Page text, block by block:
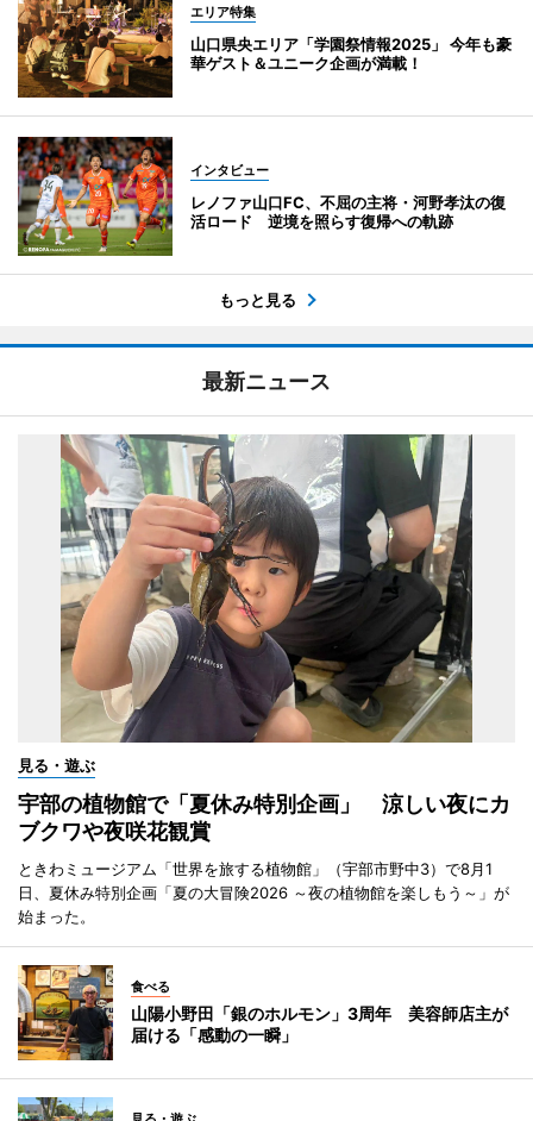
エリア特集
山口県央エリア「学園祭情報2025」 今年も豪
華ゲスト＆ユニーク企画が満載！
インタビュー
レノファ山口FC、不屈の主将・河野孝汰の復
活ロード 逆境を照らす復帰への軌跡
もっと見る
最新ニュース
見る・遊ぶ
宇部の植物館で「夏休み特別企画」 涼しい夜にカ
ブクワや夜咲花観賞
ときわミュージアム「世界を旅する植物館」（宇部市野中3）で8月1
日、夏休み特別企画「夏の大冒険2026 ～夜の植物館を楽しもう～」が
始まった。
食べる
山陽小野田「銀のホルモン」3周年 美容師店主が
届ける「感動の一瞬」